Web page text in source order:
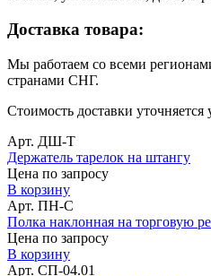
Доставка товара:
Мы работаем со всеми
странами СНГ.
Стоимость доставки уточняется
Арт. ДШ-Т
Держатель тарелок на штангу
Цена по запросу
В корзину
Арт. ПН-С
Полка наклонная на торговую
Цена по запросу
В корзину
Арт. СП-04.01